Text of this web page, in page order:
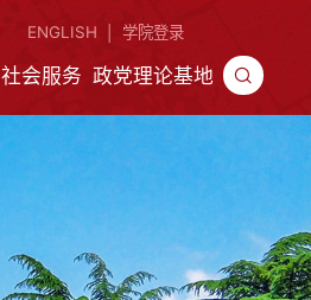
ENGLISH 学院登录
社会服务 政党理论基地